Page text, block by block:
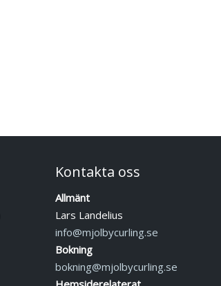
Kontakta oss
Allmänt
Lars Landelius
info@mjolbycurling.se
Bokning
bokning@mjolbycurling.se